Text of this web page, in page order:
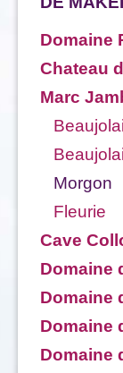
Domaine
Chateau
Marc
Morgon
Fleurie
Cave
Domaine
Domaine
Domaine
Domaine